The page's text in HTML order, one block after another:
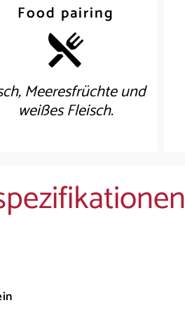
Food pairing
Meeresfrüchte und
weißes Fleisch.